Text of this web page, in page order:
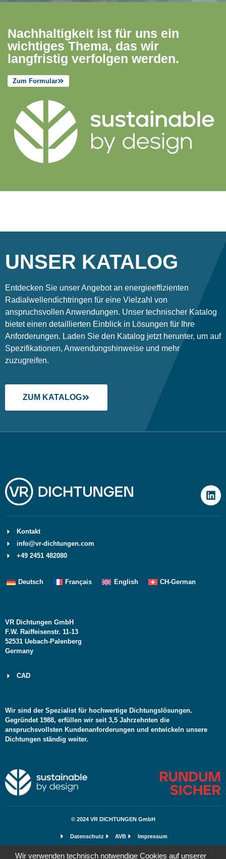
Nachhaltigkeit ist für uns ein
wichtiges Thema, das wir
langfristig verfolgen werden.
Zum Formular
UNSER KATALOG
Entdecken Sie unser Angebot an energieeffizienten
Radialwellendichtringen für eine Vielzahl von
anspruchsvollen Anwendungen. Unser technischer Katalog
bietet einen detaillierten Einblick in Lösungen für Ihre
Anforderungen. Laden Sie den Katalog jetzt herunter, um auf
Spezifikationen, Anwendungshinweise und mehr
zuzugreifen.
ZUM KATALOG
Kontakt
info@vr-dichtungen.com
+49 2451 482080
Deutsch Français English CH-German
VR Dichtungen GmbH
F.W. Raiffeisenstr. 11-13
52531 Uebach-Palenberg
Germany
CAD
Wir sind der Spezialist für hochwertige Dichtungslösungen.
Gegründet 1988, erfüllen wir seit 3,5 Jahrzehnten die
anspruchsvollsten Kundenanforderungen und entwickeln unsere
Dichtungen ständig weiter.
© 2024 VR DICHTUNGEN GmbH
Datenschutz AVB Impressum
Wir verwenden technisch notwendige Cookies auf unserer